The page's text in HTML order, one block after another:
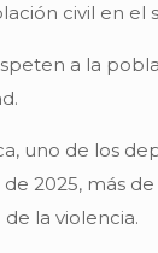
civil en
a la
uno de los
2025, más
la violencia.